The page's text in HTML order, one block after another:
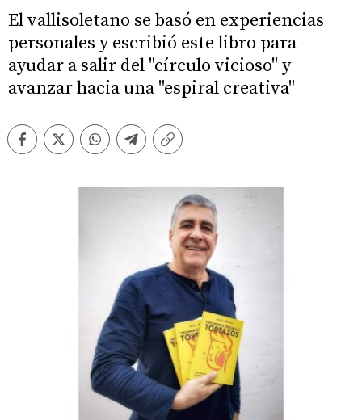
El vallisoletano se basó en experiencias
personales y escribió este libro para
ayudar a salir del "círculo vicioso" y
avanzar hacia una "espiral creativa"
FacebookTwitterWhatsappTelegramCopiar